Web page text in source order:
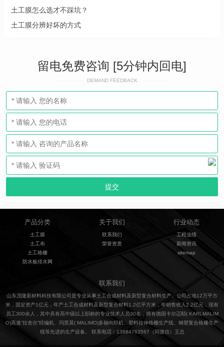
土工膜怎么选才不踩坑？
土工膜分辨好坏的方式
留电免费咨询 [5分钟内回电]
DEMAND FEEDBACK
产品分类
土工膜
土工布
土工格栅
防水板排水网
关于我们
联系我们
荣誉资质
行业动态
工程业绩
新闻资讯
sitemap
联系我们
山东茂隆新材料科技有限公司是专业从事土工合成材料及新型复合材料生产。公司占地12万平方
米，固定资产1亿元，年产土工合成材料及新型复合材料1.2亿平方米，年销售收入2.2亿元，现有
员工300余人，其中具有高中级以上职称的专业技术人员30名，拥有德国卡尔迈耶( KARLMALIM
O)高速“拉舍尔”经编机、玛里莫( MALIMO)多轴向织机、塑料拉伸格栅生产线、钢塑复合格栅生产
线等先进的生产设备。 联系电话：13884763567（同微信）王总